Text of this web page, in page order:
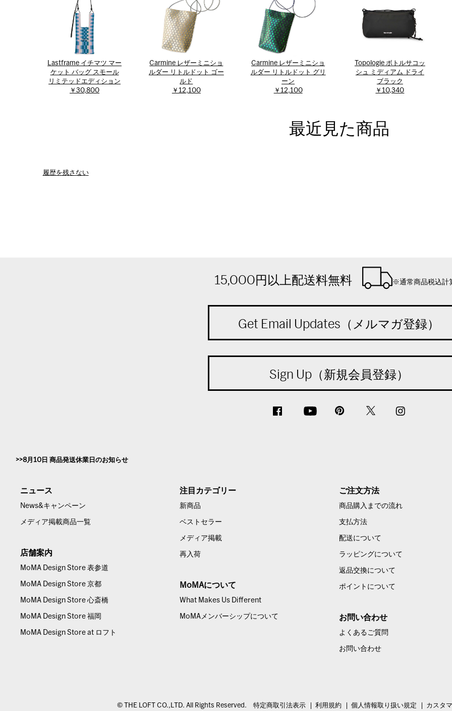
Lastframe イチマツ マー
ケット バッグ スモール
リミテッドエディション
￥30,800
Carmine レザーミニショ
ルダー リトルドット ゴー
ルド
￥12,100
Carmine レザーミニショ
ルダー リトルドット グリ
ーン
￥12,100
Topologie ボトルサコッ
シュ ミディアム ドライ
ブラック
￥10,340
最近見た商品
履歴を残さない
15,000円以上配送料無料 ※通常商品税込計
Get Email Updates（メルマガ登録）
Sign Up（新規会員登録）
8月10日 商品発送休業日のお知らせ
ニュース
News&キャンペーン
メディア掲載商品一覧
店舗案内
MoMA Design Store 表参道
MoMA Design Store 京都
MoMA Design Store 心斎橋
MoMA Design Store 福岡
MoMA Design Store at ロフト
注目カテゴリー
新商品
ベストセラー
メディア掲載
再入荷
MoMAについて
What Makes Us Different
MoMAメンバーシップについて
ご注文方法
商品購入までの流れ
支払方法
配送について
ラッピングについて
返品交換について
ポイントについて
お問い合わせ
よくあるご質問
お問い合わせ
© THE LOFT CO.,LTD. All Rights Reserved. 特定商取引法表示 利用規約 個人情報取り扱い規定 カスタ